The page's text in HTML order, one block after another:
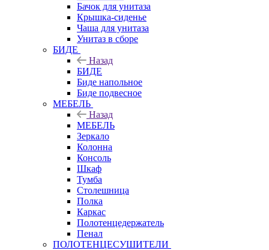
Бачок для унитаза
Крышка-сиденье
Чаша для унитаза
Унитаз в сборе
БИДЕ
Назад
БИДЕ
Биде напольное
Биде подвесное
МЕБЕЛЬ
Назад
МЕБЕЛЬ
Зеркало
Колонна
Консоль
Шкаф
Тумба
Столешница
Полка
Каркас
Полотенцедержатель
Пенал
ПОЛОТЕНЦЕСУШИТЕЛИ